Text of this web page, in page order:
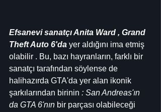
Efsanevi sanatçı Anita Ward , Grand
Theft Auto 6'da yer aldığını ima etmiş
olabilir . Bu, bazı hayranların, farklı bir
sanatçı tarafından söylense de
halihazırda GTA'da yer alan ikonik
şarkılarından birinin : San Andreas'ın
da GTA 6'nın bir parçası olabileceği